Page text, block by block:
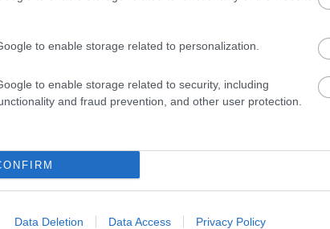
to enable storage related to personalization.
to enable storage related to security, including
and fraud prevention, and other user protection.
Data Deletion Data Access Privacy Policy